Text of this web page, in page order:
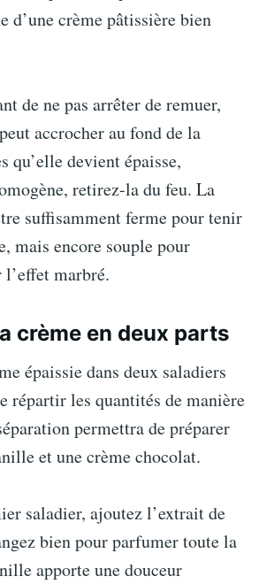
d’une crème pâtissière bien
de ne pas arrêter de remuer,
accrocher au fond de la
qu’elle devient épaisse,
retirez-la du feu. La
suffisamment ferme pour tenir
mais encore souple pour
marbré.
crème en deux parts
épaissie dans deux saladiers
répartir les quantités de manière
permettra de préparer
et une crème chocolat.
saladier, ajoutez l’extrait de
bien pour parfumer toute la
apporte une douceur